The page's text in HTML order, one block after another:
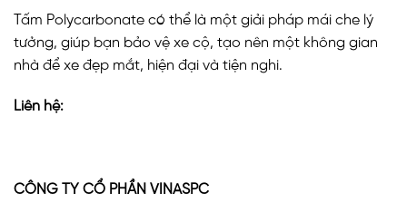
Tấm Polycarbonate có thể là một giải pháp mái che lý
tưởng, giúp bạn bảo vệ xe cộ, tạo nên một không gian
nhà để xe đẹp mắt, hiện đại và tiện nghi.
Liên hệ:
CÔNG TY CỔ PHẦN VINASPC